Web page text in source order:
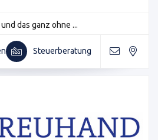
das ganz ohne ...
Steuerberatung